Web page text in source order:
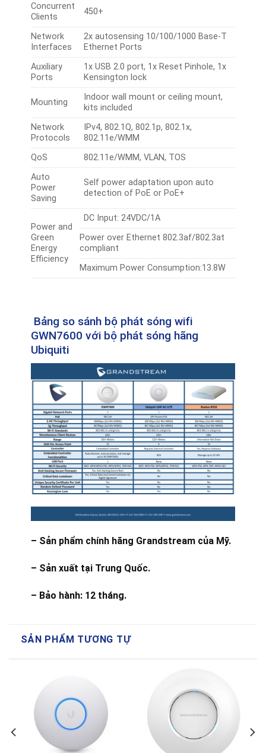
Concurrent
Clients
450+
Network
Interfaces
2x autosensing 10/100/1000 Base-T
Ethernet Ports
Auxiliary
Ports
1x USB 2.0 port, 1x Reset Pinhole, 1x
Kensington lock
Mounting
Indoor wall mount or ceiling mount,
kits included
Network
Protocols
IPv4, 802.1Q, 802.1p, 802.1x,
802.11e/WMM
QoS
802.11e/WMM, VLAN, TOS
Auto
Power
Saving
Self power adaptation upon auto
detection of PoE or PoE+
Power and
Green
Energy
Efficiency
DC Input: 24VDC/1A
Power over Ethernet 802.3af/802.3at
compliant
Maximum Power Consumption:13.8W
Bảng so sánh bộ phát sóng wifi
GWN7600 với bộ phát sóng hãng
Ubiquiti
– Sản phẩm chính hãng Grandstream của Mỹ.
– Sản xuất tại Trung Quốc.
– Bảo hành: 12 tháng.
SẢN PHẨM TƯƠNG TỰ